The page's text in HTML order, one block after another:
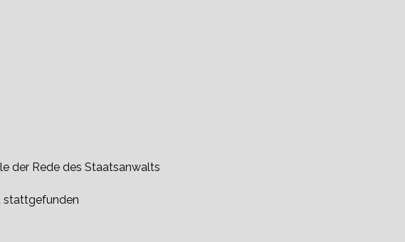
der Rede des Staatsanwalts
stattgefunden